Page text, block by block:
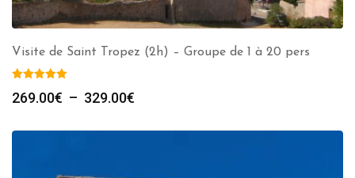
Visite de Saint Tropez (2h) – Groupe de 1 à 20 pers
269.00€ – 329.00€
prix :